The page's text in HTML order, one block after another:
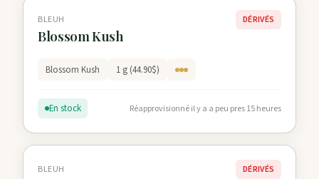
BLEUH
Blossom Kush
DÉRIVÉS
Blossom Kush 1 g (44.90$)
En stock Réapprovisionné il y a a peu pres 15 heures
BLEUH DÉRIVÉS